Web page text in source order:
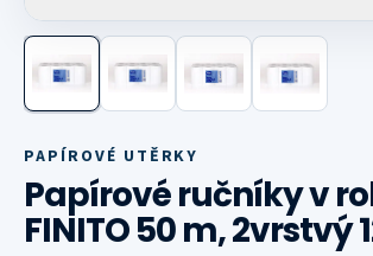
Další fotografie
PAPÍROVÉ UTĚRKY
Papírové ručníky v
FINITO 50 m, 2vrstvý